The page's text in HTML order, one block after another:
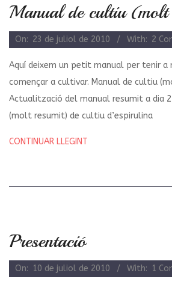
Manual de cultiu
2010-
23
On: 23 de juliol de 2010 With: 2
Aquí deixem un petit manual per tenir a
començar a cultivar. Manual de cultiu
Actualització del manual resumit a dia
(molt resumit) de cultiu d’espirulina
CONTINUAR LLEGINT
Presentació
2010-
On: 10 de juliol de 2010 With: 1